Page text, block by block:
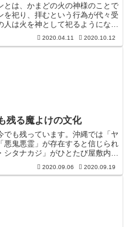
とは、かまどの火の神様のことで
祀り、拝むという行為が代々受
は火を神として祀るようになっ
文明の礎としての火、つ...
2020.04.11 2020.10.12
残る魔よけの文化
でも残っています。沖縄では「ヤ
悪鬼悪霊」が存在すると信じられ
タナカジ」がひとたび屋敷内に
住む家族の健康がそこな...
2020.09.06 2020.09.19